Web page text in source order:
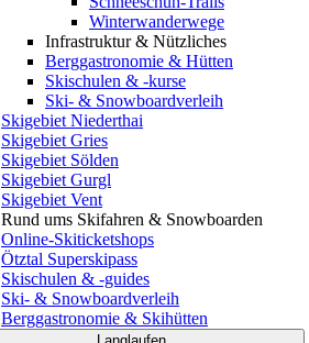
Winterwanderwege
Infrastruktur & Nützliches
Berggastronomie & Hütten
Skischulen & -kurse
Ski- & Snowboardverleih
Skigebiet Niederthai
Skigebiet Gries
Skigebiet Sölden
Skigebiet Gurgl
Skigebiet Vent
Rund ums Skifahren & Snowboarden
Online-Skiticketshops
Ötztal Superskipass
Skischulen & -guides
Ski- & Snowboardverleih
Berggastronomie & Skihütten